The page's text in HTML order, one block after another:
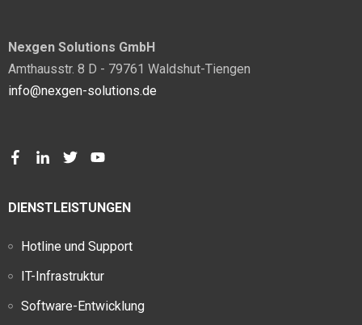
Nexgen Solutions GmbH
Amthausstr. 8 D - 79761 Waldshut-Tiengen
info@nexgen-solutions.de
DIENSTLEISTUNGEN
Hotline und Support
IT-Infrastruktur
Software-Entwicklung